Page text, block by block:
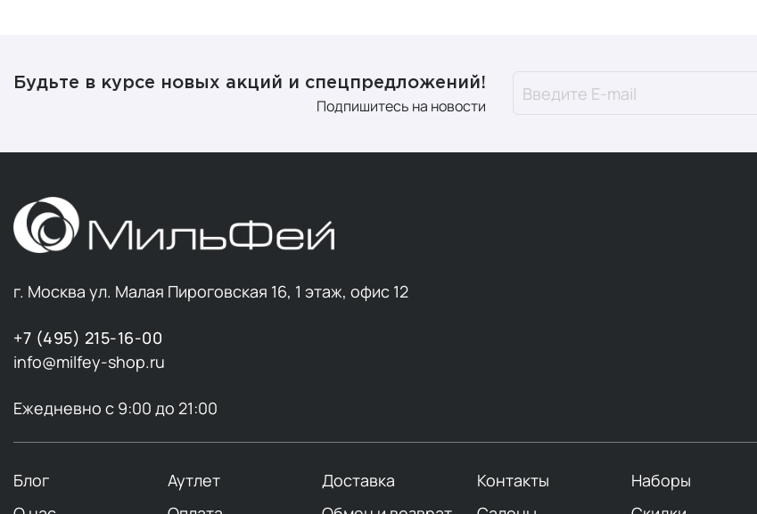
Будьте в курсе новых акций и спецпредложений!
Подпишитесь на новости
г. Москва ул. Малая Пироговская 16, 1 этаж, офис 12
+7 (495) 215-16-00
info@milfey-shop.ru
Ежедневно с 9:00 до 21:00
Блог Аутлет Доставка Контакты
Наборы